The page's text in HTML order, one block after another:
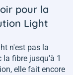
pour la
Light
n'est pas la
fibre jusqu'à 1
elle fait encore